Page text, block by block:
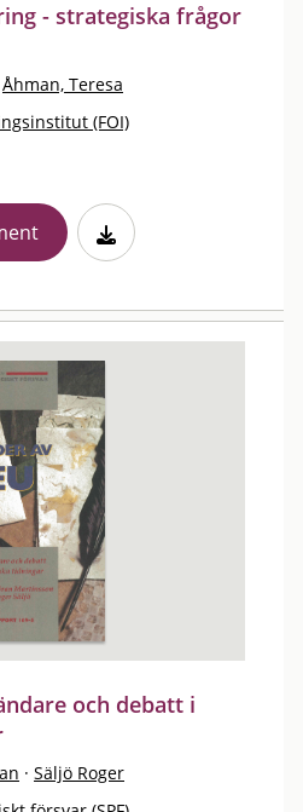
- strategiska frågor
Åhman, Teresa
(FOI)
och debatt i
· Säljö Roger